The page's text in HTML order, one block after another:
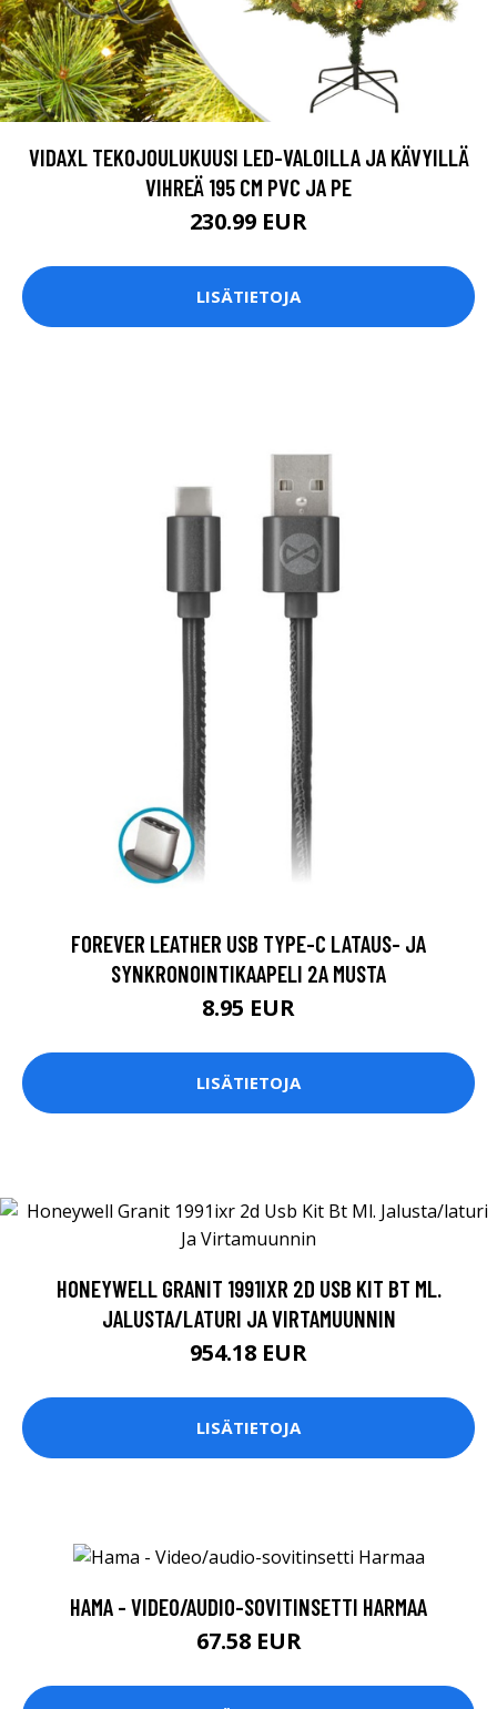
VIDAXL TEKOJOULUKUUSI LED-VALOILLA JA KÄVYILLÄ
VIHREÄ 195 CM PVC JA PE
230.99 EUR
LISÄTIETOJA
FOREVER LEATHER USB TYPE-C LATAUS- JA
SYNKRONOINTIKAAPELI 2A MUSTA
8.95 EUR
LISÄTIETOJA
HONEYWELL GRANIT 1991IXR 2D USB KIT BT ML.
JALUSTA/LATURI JA VIRTAMUUNNIN
954.18 EUR
LISÄTIETOJA
HAMA - VIDEO/AUDIO-SOVITINSETTI HARMAA
67.58 EUR